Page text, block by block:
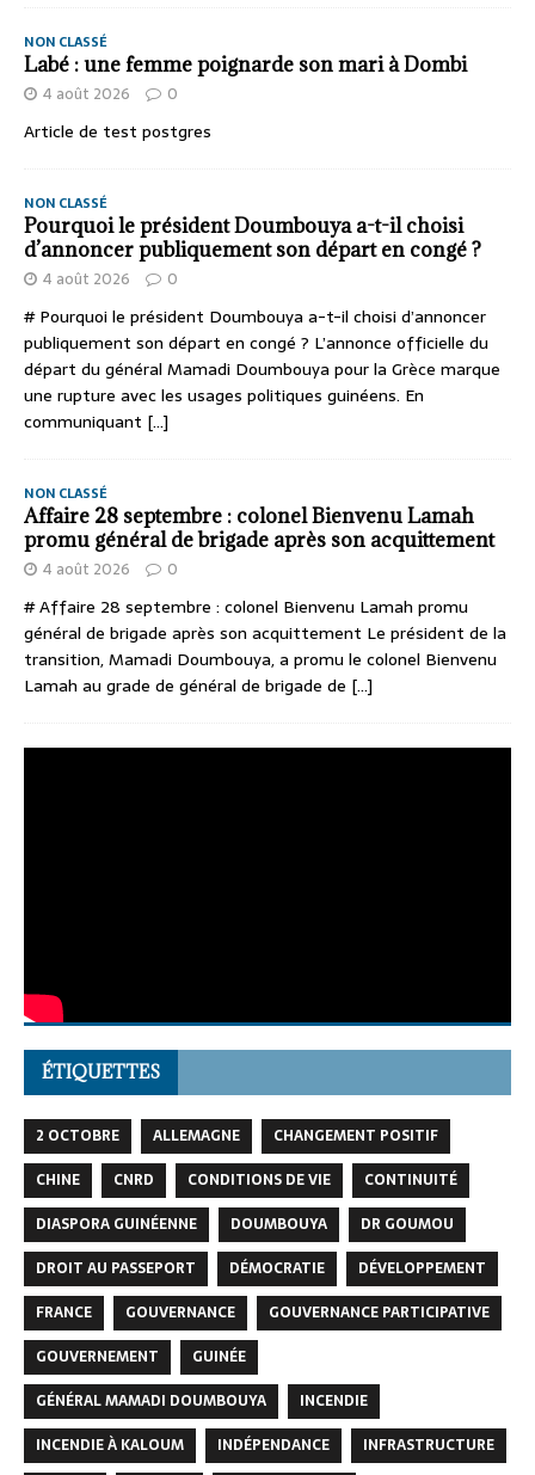
NON CLASSÉ
Labé : une femme poignarde son mari à Dombi
4 août 2026 0
Article de test postgres
NON CLASSÉ
Pourquoi le président Doumbouya a-t-il choisi
d’annoncer publiquement son départ en congé ?
4 août 2026 0
# Pourquoi le président Doumbouya a-t-il choisi d’annoncer
publiquement son départ en congé ? L’annonce officielle du
départ du général Mamadi Doumbouya pour la Grèce marque
une rupture avec les usages politiques guinéens. En
communiquant [...]
NON CLASSÉ
Affaire 28 septembre : colonel Bienvenu Lamah
promu général de brigade après son acquittement
4 août 2026 0
# Affaire 28 septembre : colonel Bienvenu Lamah promu
général de brigade après son acquittement Le président de la
transition, Mamadi Doumbouya, a promu le colonel Bienvenu
Lamah au grade de général de brigade de [...]
ÉTIQUETTES
2 OCTOBRE ALLEMAGNE
CHANGEMENT POSITIF
CHINE
CNRD CONDITIONS DE VIE
CONTINUITÉ
DIASPORA GUINÉENNE
DOUMBOUYA
DR GOUMOU
DROIT AU PASSEPORT
DÉMOCRATIE
DÉVELOPPEMENT
FRANCE
GOUVERNANCE
GOUVERNANCE PARTICIPATIVE
GOUVERNEMENT
GUINÉE
GÉNÉRAL MAMADI DOUMBOUYA
INCENDIE
INCENDIE À KALOUM
INDÉPENDANCE
INFRASTRUCTURE